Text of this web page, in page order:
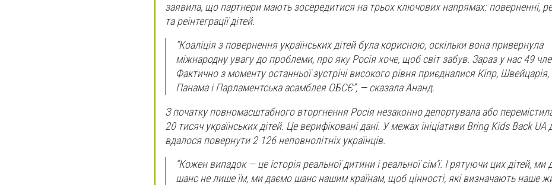
заявила, що партнери мають зосередитися на трьох ключових напрямах: поверненні,
та реінтеграції дітей.
“Коаліція з повернення українських дітей була корисною, оскільки вона привернула
міжнародну увагу до проблеми, про яку Росія хоче, щоб світ забув. Зараз у нас 49
Фактично з моменту останньої зустрічі високого рівня приєдналися Кіпр,
Панама і Парламентська асамблея ОБСЄ”, — сказала Ананд.
З початку повномасштабного вторгнення Росія незаконно депортувала або
20 тисяч українських дітей. Це верифіковані дані. У межах ініціативи Bring Kids Back UA
вдалося повернути 2 126 неповнолітніх українців.
“Кожен випадок — це історія реальної дитини і реальної сім’ї. І рятуючи цих дітей, ми
шанс не лише їм, ми даємо шанс нашим країнам, щоб цінності, які визначають наше